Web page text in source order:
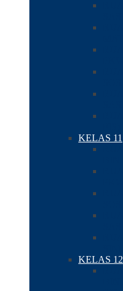
KELAS 11
KELAS 12